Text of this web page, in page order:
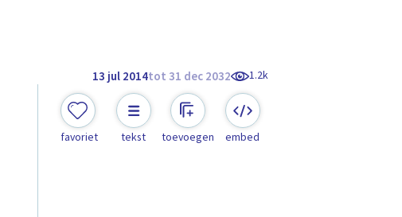
13 jul 2014tot 31 dec 2032 1.2k
favoriet tekst toevoegen embed